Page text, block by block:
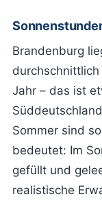
Brandenburg
Jahr – das ist
Sommer sind
bedeutet: Im
gefüllt und
realistische